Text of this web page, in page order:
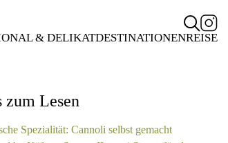
& DELIKATDESTINATIONENREISE
zum Lesen
Spezialität: Cannoli selbst gemacht